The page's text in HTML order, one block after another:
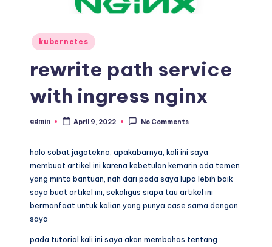
Posted
in
kubernetes
rewrite path service
with ingress nginx
Posted
admin April 9, 2022 No Comments
halo sobat jagotekno, apakabarnya, kali ini saya
membuat artikel ini karena kebetulan kemarin ada temen
yang minta bantuan, nah dari pada saya lupa lebih baik
saya buat artikel ini, sekaligus siapa tau artikel ini
bermanfaat untuk kalian yang punya case sama dengan
saya
pada tutorial kali ini saya akan membahas tentang